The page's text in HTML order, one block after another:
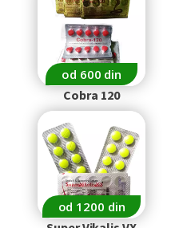
od 600 din
Cobra 120
od 1200 din